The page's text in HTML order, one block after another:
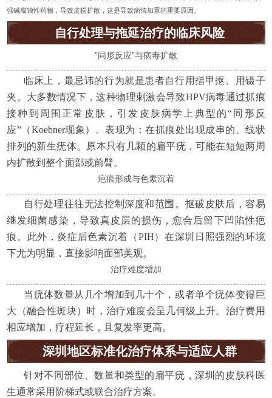
强碱腐蚀性药物，导致皮损扩散，这是导致病情加重的重要原因。
自行处理与拖延治疗的临床风险
“同形反应”与病毒扩散
临床上，最忌讳的行为就是患者自行用指甲抠、用镊子
夹。大多数情况下，这种物理刺激会导致HPV病毒通过抓痕
接种到周围正常皮肤，引发皮肤病学上典型的“同形反
应”（Koebner现象）。表现为：在抓痕处出现成串的、线状
排列的新生疣体。原本只有几颗的扁平疣，可能在短短两周
内扩散到整个面部或前臂。
疤痕形成与色素沉着
自行处理往往无法控制深度和范围。抠破皮肤后，容易
继发细菌感染，导致真皮层的损伤，愈合后留下凹陷性疤
痕。此外，炎症后色素沉着（PIH）在深圳日照强烈的环境
下尤为明显，直接影响面部美观。
治疗难度增加
当疣体数量从几个增加到几十个，或者单个疣体变得巨
大（融合性斑块）时，治疗难度会呈几何级上升。治疗费用
相应增加，疗程延长，且复发率更高。
深圳地区标准化治疗体系与适应人群
针对不同部位、数量和类型的扁平疣，深圳的皮肤科医
生通常采用阶梯式或联合治疗方案。